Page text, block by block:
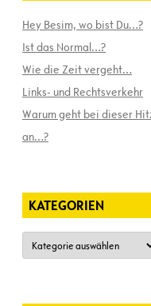
Hey Besim, wo bist Du…?
Ist das Normal…?
Wie die Zeit vergeht…
Links- und Rechtsverkehr
Warum geht bei dieser
an…?
KATEGORIEN
Kategorien